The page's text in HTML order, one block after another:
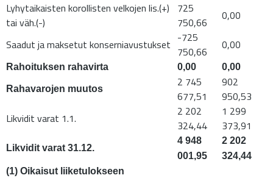
Lyhytaikaisten korollisten velkojen lis.(+)
tai väh.(-)
725
750,66
0,00
Saadut ja maksetut konserniavustukset -725
750,66
0,00
Rahoituksen rahavirta 0,00 0,00
Rahavarojen muutos
2 745
677,51
902
950,53
Likvidit varat 1.1.
2 202
324,44
1 299
373,91
Likvidit varat 31.12.
4 948
001,95
2 202
324,44
(1) Oikaisut liiketulokseen